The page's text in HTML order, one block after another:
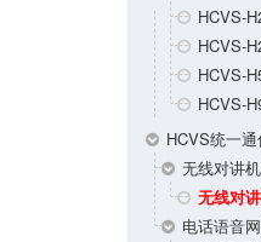
HCVS-
HCVS-
HCVS-
HCVS-
HCVS统一
无线对讲
无线对
电话语音